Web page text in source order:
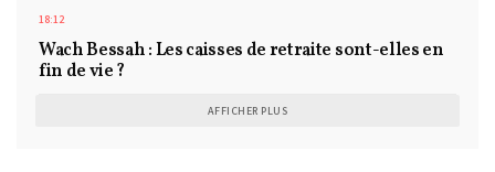
18:12
Wach Bessah : Les caisses de retraite sont-elles en
fin de vie ?
AFFICHER PLUS